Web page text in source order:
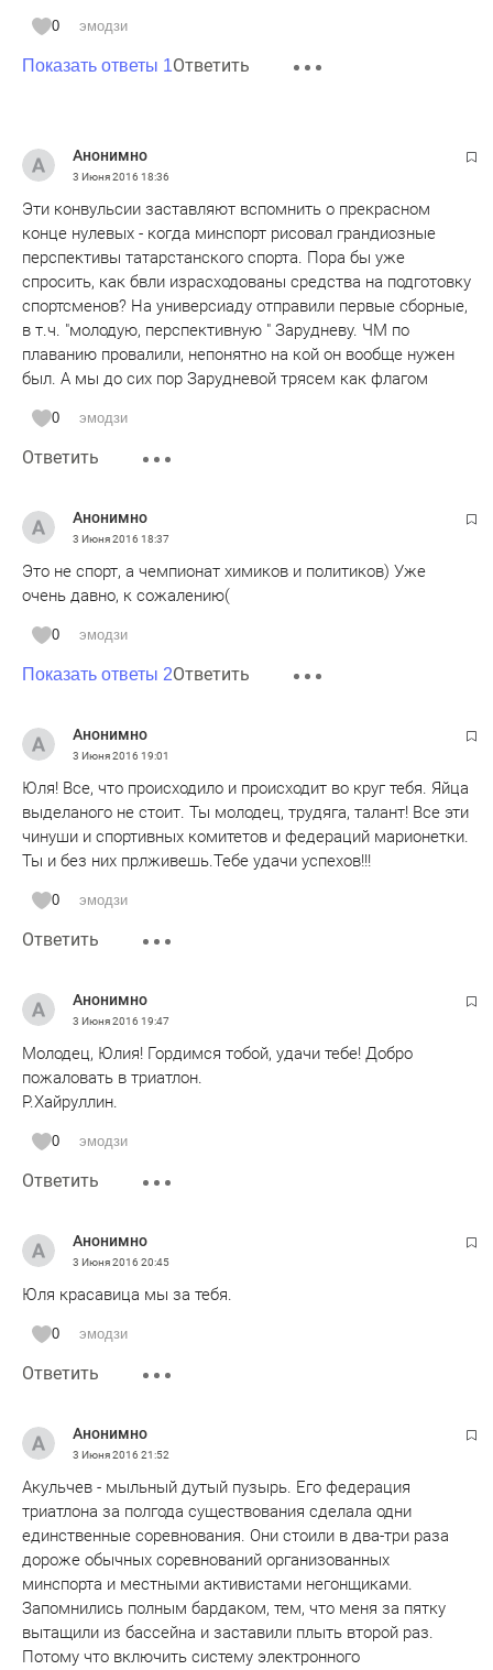
0 эмодзи
Показать ответы 1Ответить
Анонимно
3 Июня 2016 18:36
Эти конвульсии заставляют вспомнить о прекрасном
конце нулевых - когда минспорт рисовал грандиозные
перспективы татарстанского спорта. Пора бы уже
спросить, как бвли израсходованы средства на подготовку
спортсменов? На универсиаду отправили первые сборные,
в т.ч. "молодую, перспективную " Зарудневу. ЧМ по
плаванию провалили, непонятно на кой он вообще нужен
был. А мы до сих пор Зарудневой трясем как флагом
0 эмодзи
Ответить
Анонимно
3 Июня 2016 18:37
Это не спорт, а чемпионат химиков и политиков) Уже
очень давно, к сожалению(
0 эмодзи
Показать ответы 2Ответить
Анонимно
3 Июня 2016 19:01
Юля! Все, что происходило и происходит во круг тебя. Яйца
выделаного не стоит. Ты молодец, трудяга, талант! Все эти
чинуши и спортивных комитетов и федераций марионетки.
Ты и без них прлживешь.Тебе удачи успехов!!!
0 эмодзи
Ответить
Анонимно
3 Июня 2016 19:47
Молодец, Юлия! Гордимся тобой, удачи тебе! Добро
пожаловать в триатлон.
Р.Хайруллин.
0 эмодзи
Ответить
Анонимно
3 Июня 2016 20:45
Юля красавица мы за тебя.
0 эмодзи
Ответить
Анонимно
3 Июня 2016 21:52
Акульчев - мыльный дутый пузырь. Его федерация
триатлона за полгода существования сделала одни
единственные соревнования. Они стоили в два-три раза
дороже обычных соревнований организованных
минспорта и местными активистами негонщиками.
Запомнились полным бардаком, тем, что меня за пятку
вытащили из бассейна и заставили плыть второй раз.
Потому что включить систему электронного